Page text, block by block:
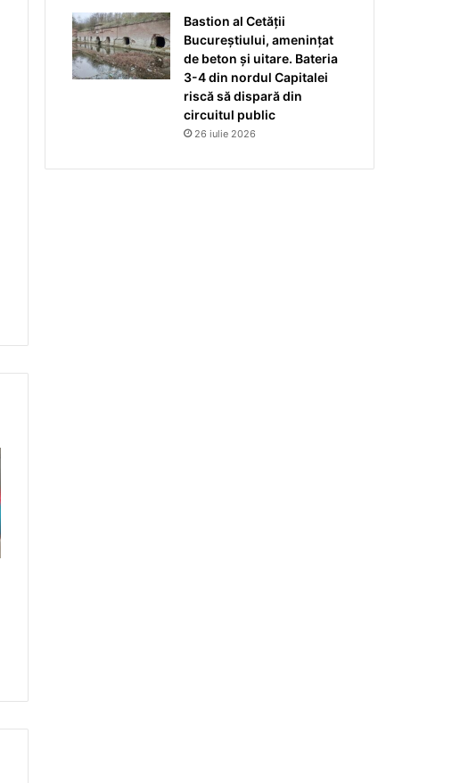
Bastion al Cetății
Bucureștiului, amenințat
de beton și uitare. Bateria
3-4 din nordul Capitalei
riscă să dispară din
circuitul public
26 iulie 2026